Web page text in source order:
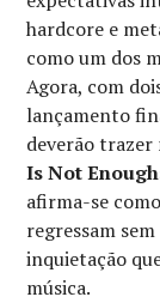
hardcore e
como um dos
Agora, com
lançamento
deverão trazer
Is Not Enough
afirma-se
regressam
inquietação
música.